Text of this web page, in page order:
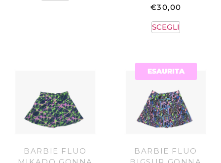
€30,00
SCEGLI
BARBIE FLUO
ESAURITA
BARBIE FLUO